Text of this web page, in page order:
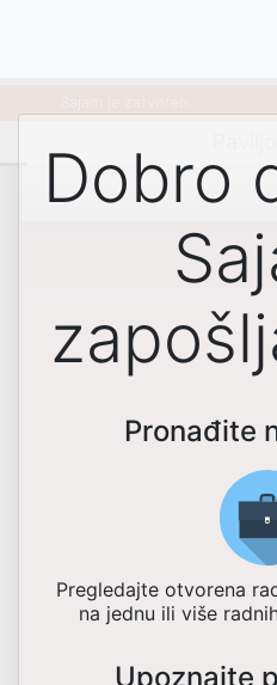
Dobro
Pronađite
Pregledajte otvorena
na jednu ili više
Upoznajte